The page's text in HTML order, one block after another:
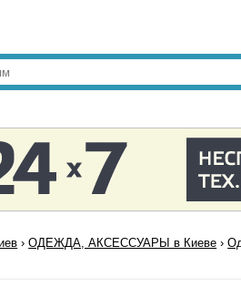
›ОДЕЖДА, АКСЕССУАРЫ в Киеве ›